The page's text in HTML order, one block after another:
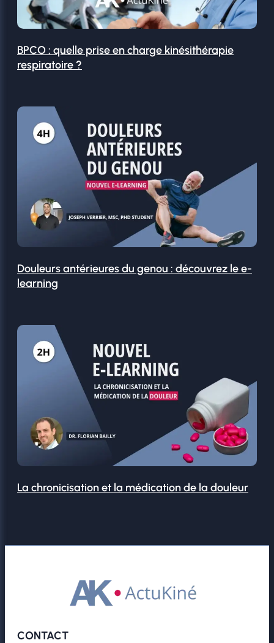
BPCO : quelle prise en charge kinésithérapie
respiratoire ?
Douleurs antérieures du genou : découvrez le e-
learning
La chronicisation et la médication de la douleur
CONTACT